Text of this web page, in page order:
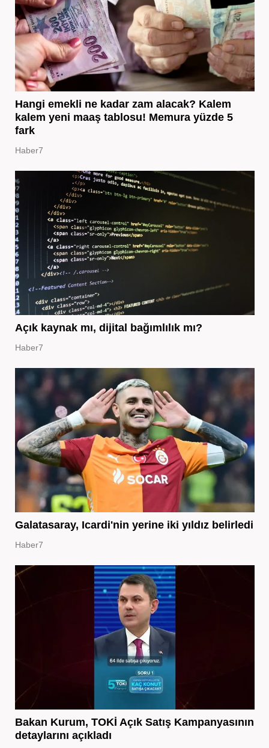
Hangi emekli ne kadar zam alacak? Kalem
kalem yeni maaş tablosu! Memura yüzde 5
fark
Haber7
Açık kaynak mı, dijital bağımlılık mı?
Haber7
Galatasaray, Icardi'nin yerine iki yıldız belirledi
Haber7
Bakan Kurum, TOKİ Açık Satış Kampanyasının
detaylarını açıkladı